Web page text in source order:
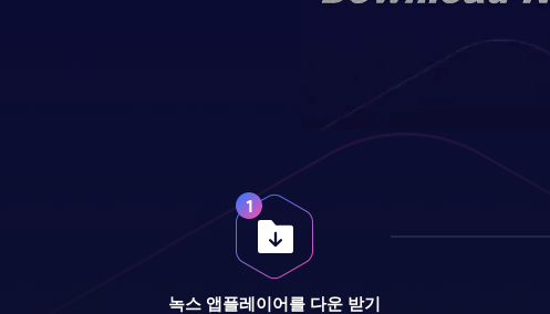
녹스 앱플레이어를 다운 받기